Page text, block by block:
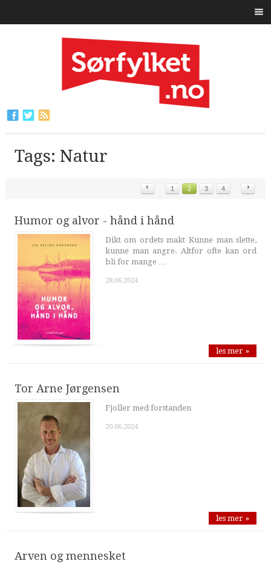
Tags: Natur
‹ 1 2 3 4 ›
Humor og alvor - hånd i hånd
Dikt om ordets makt Kunne man slette,
kunne man angre. Altfor ofte kan ord
bli for mange …
28.06.2024
les mer »
Tor Arne Jørgensen
Fjoller med forstanden
20.06.2024
les mer »
Arven og mennesket